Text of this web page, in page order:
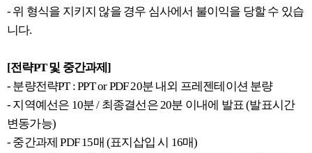
- 위 형식을 지키지 않을 경우 심사에서 불이익을 당할 수 있습
니다.
[전략PT 및 중간과제]
- 분량전략PT : PPT or PDF 20분 내외 프레젠테이션 분량
- 지역예선은 10분 / 최종결선은 20분 이내에 발표 (발표시간
변동가능)
- 중간과제 PDF 15매 (표지삽입 시 16매)